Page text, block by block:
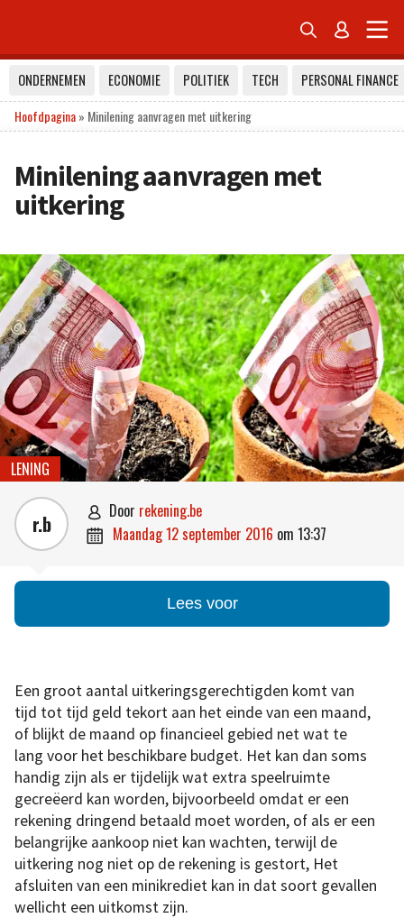
 
ONDERNEMEN ECONOMIE POLITIEK TECH
PERSONAL FINANCE
Hoofdpagina» Minilening aanvragen met uitkering
Minilening aanvragen met
uitkering
LENING
r.b  door rekening.be
 maandag 12 september 2016 om 13:37
Lees voor
Een groot aantal uitkeringsgerechtigden komt van
tijd tot tijd geld tekort aan het einde van een maand,
of blijkt de maand op financieel gebied net wat te
lang voor het beschikbare budget. Het kan dan soms
handig zijn als er tijdelijk wat extra speelruimte
gecreëerd kan worden, bijvoorbeeld omdat er een
rekening dringend betaald moet worden, of als er een
belangrijke aankoop niet kan wachten, terwijl de
uitkering nog niet op de rekening is gestort, Het
afsluiten van een minikrediet kan in dat soort gevallen
wellicht een uitkomst zijn.